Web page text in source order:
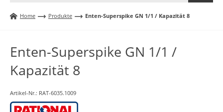
Home Produkte Enten-Superspike GN 1/1 / Kapazität 8
Enten-Superspike GN 1/1 /
Kapazität 8
Artikel-Nr.: RAT-6035.1009